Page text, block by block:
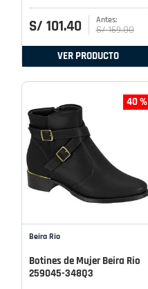
S/ 101.40 S/ 169.00
VER PRODUCTO
40 %
Beira Rio
Botines de Mujer Beira Rio
259045-348Q3